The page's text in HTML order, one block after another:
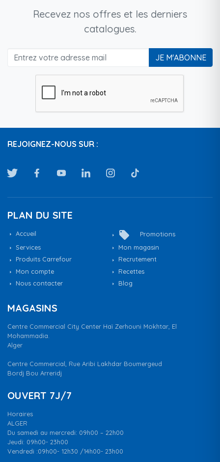
Recevez nos offres et les derniers
catalogues.
JE M'ABONNE
REJOIGNEZ-NOUS SUR :
PLAN DU SITE
Accueil local_offer
Promotions
Services
Mon magasin
Produits Carrefour
Recrutement
Mon compte
Recettes
Nous contacter
Blog
MAGASINS
Centre Commercial City Center Haï Zerhouni Mokhtar, El
Mohammadia.
Alger
Centre Commercial, Rue Aribi Lakhdar Boumergeud
Bordj Bou Arreridj
OUVERT 7J/7
Horaires
ALGER
Du samedi au mercredi: 09h00 – 22h00
Jeudi: 09h00- 23h00
Vendredi :09h00- 12h30 /14h00- 23h00